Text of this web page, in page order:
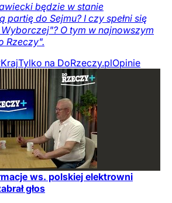
będzie w stanie
do Sejmu? I czy spełni się
O tym w najnowszym
Rzeczy".
KrajTylko na DoRzeczy.plOpinie
ws. polskiej elektrowni
głos